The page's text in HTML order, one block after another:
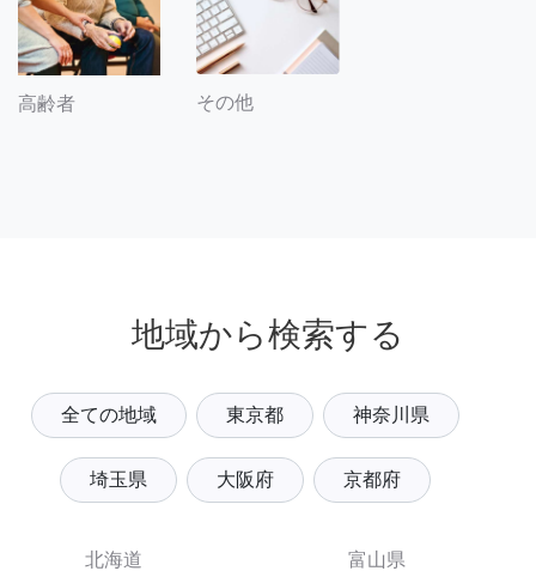
高齢者 その他
地域から検索する
全ての地域 東京都 神奈川県
埼玉県 大阪府 京都府
北海道
富山県